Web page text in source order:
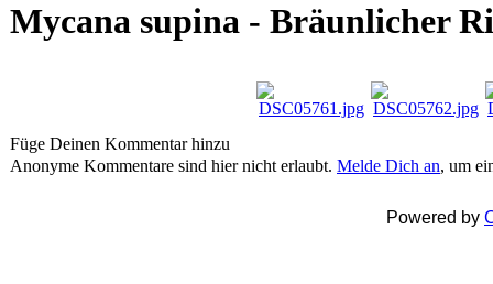
Mycana supina - Bräunlicher
Füge Deinen Kommentar hinzu
Anonyme Kommentare sind hier nicht erlaubt. Melde Dich an, um
Powered by